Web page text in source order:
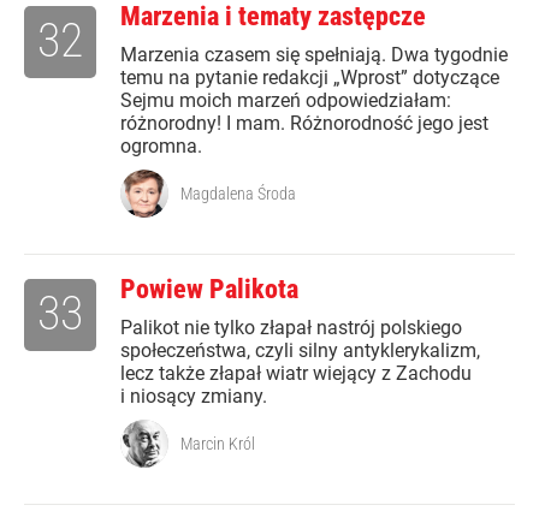
Marzenia i tematy zastępcze
Marzenia czasem się spełniają. Dwa tygodnie
temu na pytanie redakcji „Wprost” dotyczące
Sejmu moich marzeń odpowiedziałam:
różnorodny! I mam. Różnorodność jego jest
ogromna.
32
Magdalena Środa
Powiew Palikota
Palikot nie tylko złapał nastrój polskiego
społeczeństwa, czyli silny antyklerykalizm,
lecz także złapał wiatr wiejący z Zachodu
i niosący zmiany.
33
Marcin Król